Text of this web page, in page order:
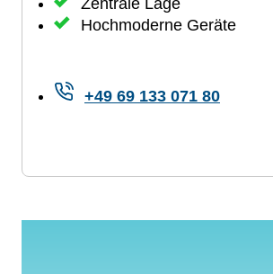
Hochmoderne Geräte
+49 69 133 071 80